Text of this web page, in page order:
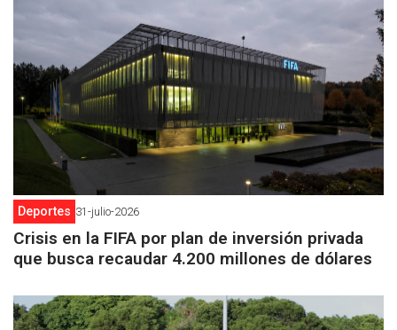
Deportes 31-julio-2026
Crisis en la FIFA por plan de inversión privada
que busca recaudar 4.200 millones de dólares